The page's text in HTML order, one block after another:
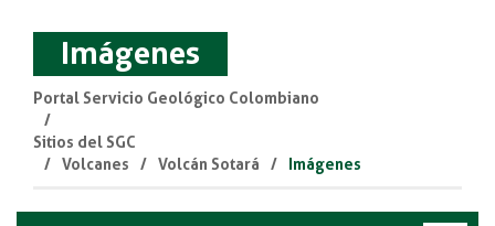
Imágenes
Portal Servicio Geológico Colombiano
Sitios del SGC
Volcanes
Volcán Sotará Imágenes